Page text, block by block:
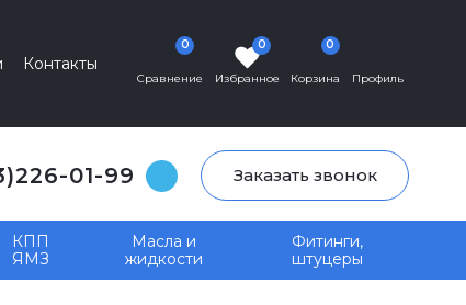
Контакты
Сравнение
0
Избранное
0
Корзина
0
Профиль
01-99 Заказать звонок
КПП
ЯМЗ
Масла и
жидкости
Фитинги,
штуцеры